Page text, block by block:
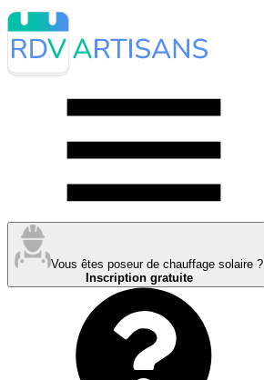
Vous êtes poseur de chauffage solaire ?
Inscription gratuite